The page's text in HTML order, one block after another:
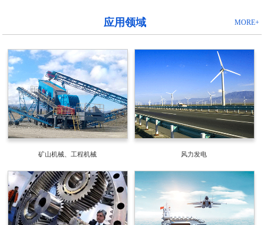
MORE+
应用领域
矿山机械、工程机械 风力发电